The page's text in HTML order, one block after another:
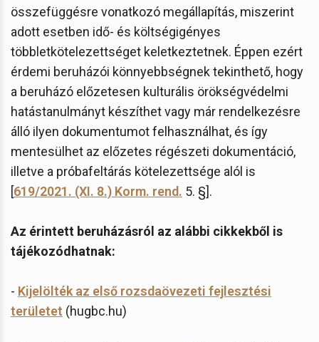
összefüggésre vonatkozó megállapítás, miszerint
adott esetben idő- és költségigényes
többletkötelezettséget keletkeztetnek. Éppen ezért
érdemi beruházói könnyebbségnek tekinthető, hogy
a beruházó előzetesen kulturális örökségvédelmi
hatástanulmányt készíthet vagy már rendelkezésre
álló ilyen dokumentumot felhasználhat, és így
mentesülhet az előzetes régészeti dokumentáció,
illetve a próbafeltárás kötelezettsége alól is
[619/2021. (XI. 8.) Korm. rend. 5. §].
Az érintett beruházásról az alábbi cikkekből is
tájékozódhatnak:
- Kijelölték az első rozsdaövezeti fejlesztési
területet (hugbc.hu)